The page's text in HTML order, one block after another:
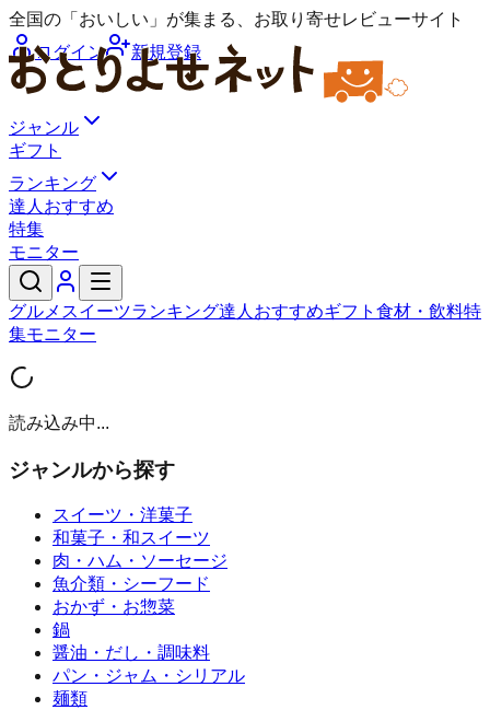
全国の「おいしい」が集まる、お取り寄せレビューサイト
ログイン
新規登録
ジャンル
ギフト
ランキング
達人おすすめ
特集
モニター
グルメ スイーツランキング達人おすすめギフト 食材・飲料特
集モニター
読み込み中...
ジャンルから探す
スイーツ・洋菓子
和菓子・和スイーツ
肉・ハム・ソーセージ
魚介類・シーフード
おかず・お惣菜
鍋
醤油・だし・調味料
パン・ジャム・シリアル
麺類